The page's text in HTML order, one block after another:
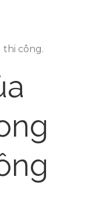
thi công.